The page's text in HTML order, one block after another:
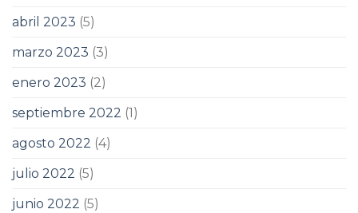
abril 2023 (5)
marzo 2023 (3)
enero 2023 (2)
septiembre 2022 (1)
agosto 2022 (4)
julio 2022 (5)
junio 2022 (5)